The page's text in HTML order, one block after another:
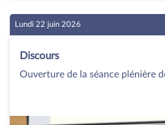
Lundi 22 juin 2026
Discours
Ouverture de la séance plénière